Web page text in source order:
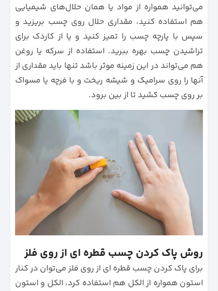
می‌توانید همواره از مواد یا همان حلال‌های شیمیایی
هم استفاده کنید، مقداری حلال روی چسب بریزید و
سپس با پارچه چسب را تمیز کنید و یا از کاردک برای
تراشیدن چسب بهره ببرید. استفاده از سرکه یا روغن
هم می‌تواند در این زمینه موثر باشد تنها باید مقداری از
آنها را روی سرامیک و شیشه ریخت و با فرچه یا مسواک
بر روی چسب کشید تا از بین برود.
روش پاک کردن چسب قطره ای از روی فلز
برای پاک کردن چسب قطره‌ ای از روی فلز می‌توان در کنار
استون همواره از الکل هم استفاده کرد، الکل و استون